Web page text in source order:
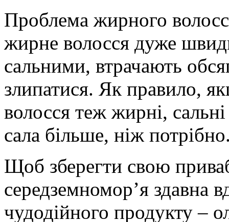
Проблема жирного
жирне волосся дуже
сальними, втрачають
злипатися. Як правило,
волосся теж жирні,
сала більше, ніж
Щоб зберегти свою
середземномор’я здавна
чудодійного продукту –